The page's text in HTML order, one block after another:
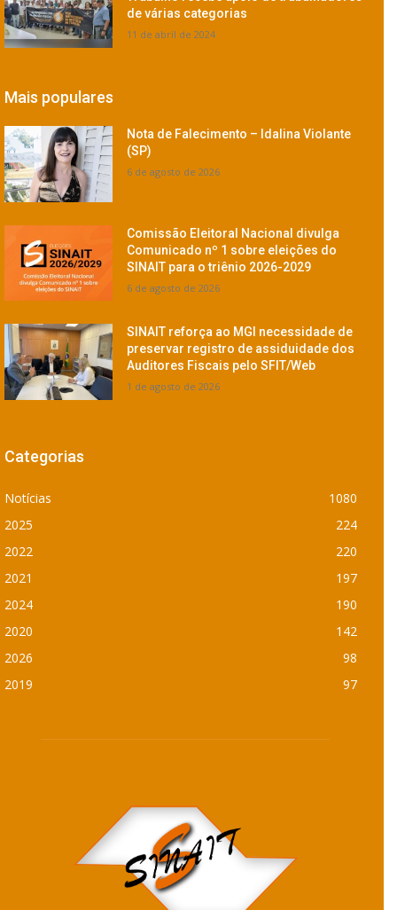
de várias categorias
11 de abril de 2024
Mais populares
Nota de Falecimento – Idalina Violante
(SP)
6 de agosto de 2026
Comissão Eleitoral Nacional divulga
Comunicado nº 1 sobre eleições do
SINAIT para o triênio 2026-2029
6 de agosto de 2026
SINAIT reforça ao MGI necessidade de
preservar registro de assiduidade dos
Auditores Fiscais pelo SFIT/Web
1 de agosto de 2026
Categorias
Notícias
1080
2025
224
2022
220
2021
197
2024
190
2020
142
2026
98
2019
97